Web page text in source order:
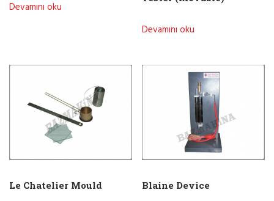
Devamını oku
Devamını oku
Le Chatelier Mould Blaine Device